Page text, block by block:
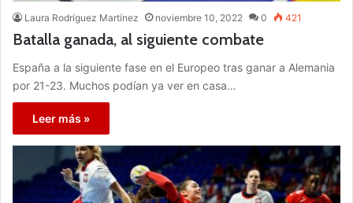
Laura Rodríguez Martínez noviembre 10, 2022 0 421
Batalla ganada, al siguiente combate
España a la siguiente fase en el Europeo tras ganar a Alemania
por 21-23. Muchos podían ya ver en casa…
Leer más »